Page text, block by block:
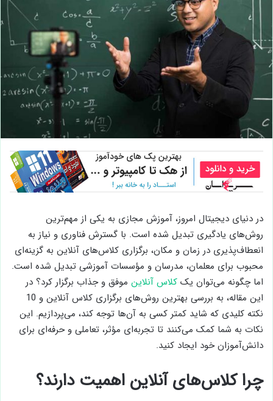
در دنیای دیجیتال امروز، آموزش مجازی به یکی از مهم‌ترین
روش‌های یادگیری تبدیل شده است. با گسترش فناوری و نیاز به
انعطاف‌پذیری در زمان و مکان، برگزاری کلاس‌های آنلاین به گزینه‌ای
محبوب برای معلمان، مدرسان و مؤسسات آموزشی تبدیل شده است.
اما چگونه می‌توان یک کلاس آنلاین موفق و جذاب برگزار کرد؟ در
این مقاله، به بررسی بهترین روش‌های برگزاری کلاس آنلاین و 10
نکته کلیدی که شاید کمتر کسی به آن‌ها توجه کند، می‌پردازیم. این
نکات به شما کمک می‌کنند تا تجربه‌ای مؤثر، تعاملی و حرفه‌ای برای
دانش‌آموزان خود ایجاد کنید.
چرا کلاس‌های آنلاین اهمیت دارند؟